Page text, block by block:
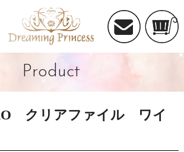
Product
クリアファイル ワイ